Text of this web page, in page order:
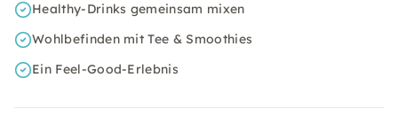
Healthy-Drinks gemeinsam mixen
Wohlbefinden mit Tee & Smoothies
Ein Feel-Good-Erlebnis